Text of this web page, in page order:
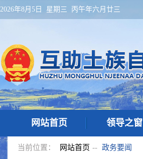
2026年8月5日 星期三 丙午年六月廿三
网站首页 领导之窗
当前位置： 网站首页 -- 政务要闻